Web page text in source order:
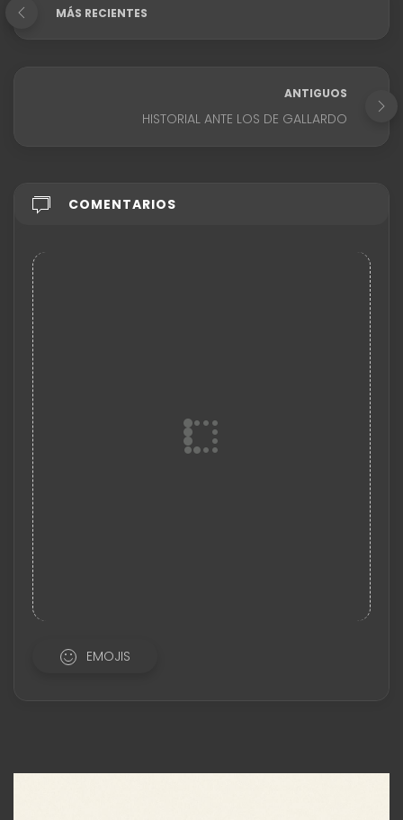
MÁS RECIENTES
ANTIGUOS
HISTORIAL ANTE LOS DE GALLARDO
COMENTARIOS
EMOJIS